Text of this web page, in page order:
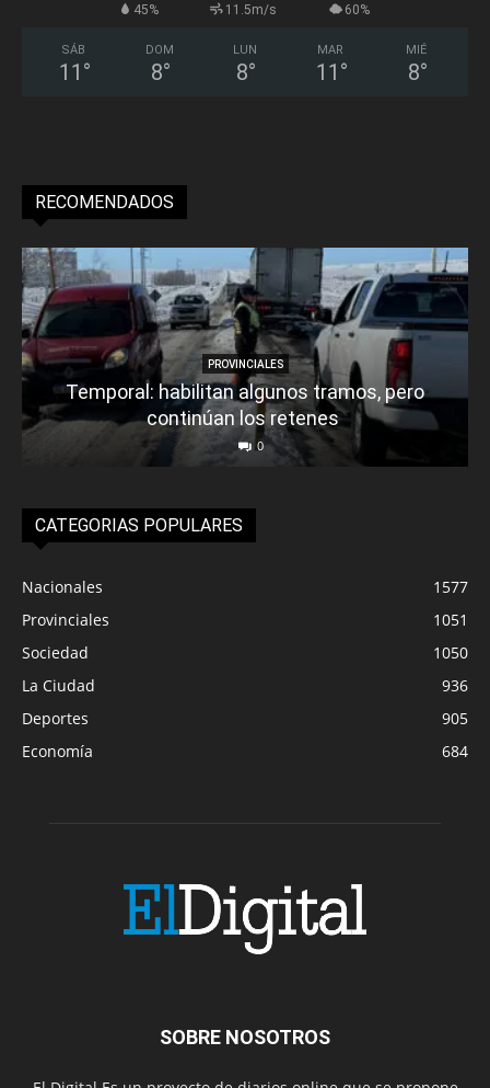
45% 11.5m/s 60%
SÁB
11 °
DOM
8°
LUN
8°
MAR
11 °
MIÉ
8°
RECOMENDADOS
PROVINCIALES
Temporal: habilitan algunos tramos, pero
continúan los retenes
0
CATEGORIAS POPULARES
Nacionales
1577
Provinciales
1051
Sociedad
1050
La Ciudad
936
Deportes
905
Economía
684
SOBRE NOSOTROS